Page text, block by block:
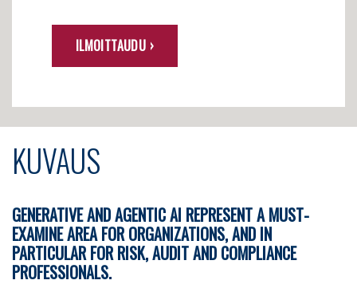
ILMOITTAUDU ›
KUVAUS
GENERATIVE AND AGENTIC AI REPRESENT A MUST-
EXAMINE AREA FOR ORGANIZATIONS, AND IN
PARTICULAR FOR RISK, AUDIT AND COMPLIANCE
PROFESSIONALS.